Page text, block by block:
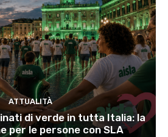
ATTUALITÀ
di verde in tutta Italia: la
per le persone con SLA